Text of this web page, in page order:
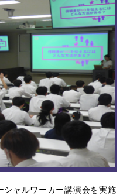
シャルワーカー講演会を実施